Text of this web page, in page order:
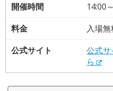
開催時間
14:00
料金
入場
公式サイト
公式
ら